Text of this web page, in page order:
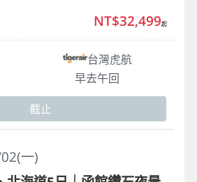
台灣虎航
早去午回
NT$32,499起
截止
一)